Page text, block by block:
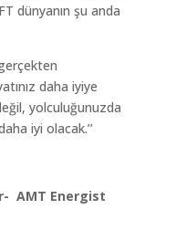
dünyanın şu anda
daha iyiye
yolculuğunuzda
iyi olacak.’’
AMT Energist